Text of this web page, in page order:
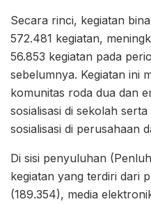
Secara rinci, kegiatan
572.481 kegiatan,
56.853 kegiatan pada
sebelumnya. Kegiatan ini
komunitas roda dua dan
sosialisasi di sekolah
sosialisasi di perusahaan
Di sisi penyuluhan
kegiatan yang terdiri dari
(189.354), media